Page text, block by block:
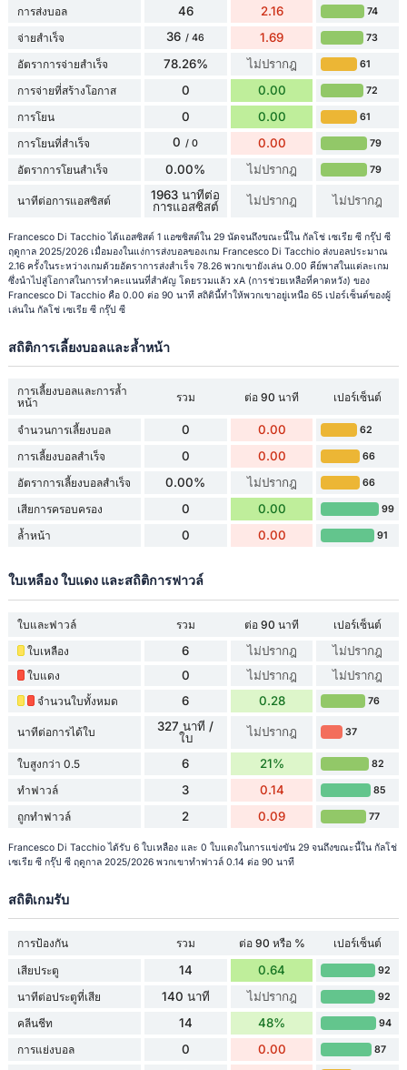
การส่งบอล 46 2.16 74
จ่ายสำเร็จ 36 / 46 1.69 73
อัตราการจ่ายสำเร็จ 78.26% ไม่ปรากฎ 61
การจ่ายที่สร้างโอกาส 0 0.00 72
การโยน 0 0.00 61
การโยนที่สำเร็จ 0 / 0 0.00 79
อัตราการโยนสำเร็จ 0.00% ไม่ปรากฎ 79
นาทีต่อการแอสซิสต์
1963 นาทีต่อ
การแอสซิสต์
ไม่ปรากฎ ไม่ปรากฎ
Francesco Di Tacchio ได้แอสซิสต์ 1 แอซซิสต์ใน 29 นัดจนถึงขณะนี้ใน กัลโช่ เซเรีย ซี กรุ๊ป ซี
ฤดูกาล 2025/2026 เมื่อมองในแง่การส่งบอลของเกม Francesco Di Tacchio ส่งบอลประมาณ
2.16 ครั้งในระหว่างเกมด้วยอัตราการส่งสำเร็จ 78.26 พวกเขายังเล่น 0.00 คีย์พาสในแต่ละเกม
ซึ่งนำไปสู่โอกาสในการทำคะแนนที่สำคัญ โดยรวมแล้ว xA (การช่วยเหลือที่คาดหวัง) ของ
Francesco Di Tacchio คือ 0.00 ต่อ 90 นาที สถิตินี้ทำให้พวกเขาอยู่เหนือ 65 เปอร์เซ็นต์ของผู้
เล่นใน กัลโช่ เซเรีย ซี กรุ๊ป ซี
สถิติการเลี้ยงบอลและล้ำหน้า
การเลี้ยงบอลและการล้ำ
หน้า
รวม ต่อ 90 นาที เปอร์เซ็นต์
จำนวนการเลี้ยงบอล 0 0.00 62
การเลี้ยงบอลสำเร็จ 0 0.00 66
อัตราการเลี้ยงบอลสำเร็จ 0.00% ไม่ปรากฎ 66
เสียการครอบครอง 0 0.00 99
ล้ำหน้า 0 0.00 91
ใบเหลือง ใบแดง และสถิติการฟาวล์
ใบและฟาวล์ รวม ต่อ 90 นาที
เปอร์เซ็นต์
ใบเหลือง
6 ไม่ปรากฎ ไม่ปรากฎ
ใบแดง 0 ไม่ปรากฎ ไม่ปรากฎ
จำนวนใบทั้งหมด 6 0.28 76
นาทีต่อการได้ใบ
327 นาที /
ใบ
ไม่ปรากฎ 37
ใบสูงกว่า 0.5 6 21% 82
ทำฟาวล์ 3 0.14 85
ถูกทำฟาวล์ 2 0.09 77
Francesco Di Tacchio ได้รับ 6 ใบเหลือง และ 0 ใบแดงในการแข่งขัน 29 จนถึงขณะนี้ใน กัลโช่
เซเรีย ซี กรุ๊ป ซี ฤดูกาล 2025/2026 พวกเขาทำฟาวล์ 0.14 ต่อ 90 นาที
สถิติเกมรับ
การป้องกัน รวม ต่อ 90 หรือ %
เปอร์เซ็นต์
เสียประตู
14 0.64 92
นาทีต่อประตูที่เสีย 140 นาที ไม่ปรากฎ 92
คลีนชีท 14 48% 94
การแย่งบอล 0 0.00 87